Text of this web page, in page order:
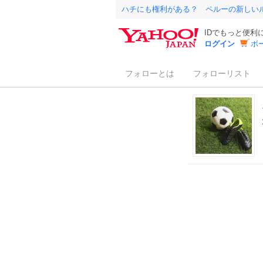
ハチにも権利がある？ ペルーの新しい
IDでもっと便利
ログイン
ボ
フォローとは フォローリスト